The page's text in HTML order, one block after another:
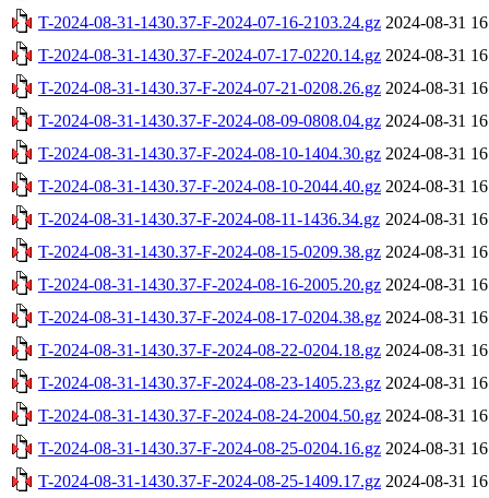
T-2024-08-31-1430.37-F-2024-07-16-2103.24.gz 2024-08-31
T-2024-08-31-1430.37-F-2024-07-17-0220.14.gz 2024-08-31
T-2024-08-31-1430.37-F-2024-07-21-0208.26.gz 2024-08-31
T-2024-08-31-1430.37-F-2024-08-09-0808.04.gz 2024-08-31
T-2024-08-31-1430.37-F-2024-08-10-1404.30.gz 2024-08-31
T-2024-08-31-1430.37-F-2024-08-10-2044.40.gz 2024-08-31
T-2024-08-31-1430.37-F-2024-08-11-1436.34.gz 2024-08-31
T-2024-08-31-1430.37-F-2024-08-15-0209.38.gz 2024-08-31
T-2024-08-31-1430.37-F-2024-08-16-2005.20.gz 2024-08-31
T-2024-08-31-1430.37-F-2024-08-17-0204.38.gz 2024-08-31
T-2024-08-31-1430.37-F-2024-08-22-0204.18.gz 2024-08-31
T-2024-08-31-1430.37-F-2024-08-23-1405.23.gz 2024-08-31
T-2024-08-31-1430.37-F-2024-08-24-2004.50.gz 2024-08-31
T-2024-08-31-1430.37-F-2024-08-25-0204.16.gz 2024-08-31
T-2024-08-31-1430.37-F-2024-08-25-1409.17.gz 2024-08-31